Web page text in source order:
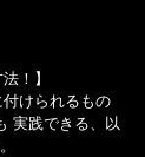
！】
付けられるもの
実践できる、以